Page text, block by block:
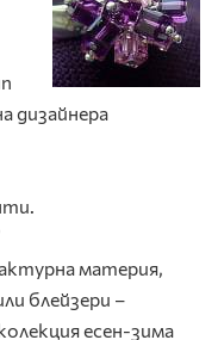
дизайнера
материя,
блейзери –
есен-зима